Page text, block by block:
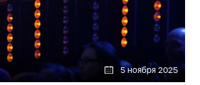
5 ноября 2025